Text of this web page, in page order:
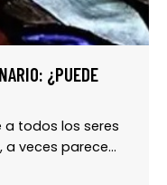
¿PUEDE
todos los seres
veces parece...